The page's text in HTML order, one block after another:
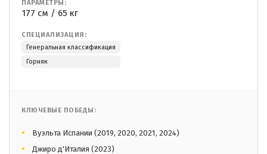
ПАРАМЕТРЫ:
177 см / 65 кг
СПЕЦИАЛИЗАЦИЯ:
Генеральная классификация
Горняк
КЛЮЧЕВЫЕ ПОБЕДЫ:
Вуэльта Испании (2019, 2020, 2021, 2024)
Джиро д'Италия (2023)